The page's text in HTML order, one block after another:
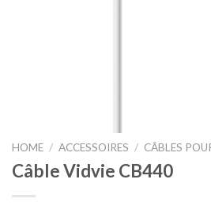
HOME / ACCESSOIRES / CÂBLES
Câble Vidvie CB440